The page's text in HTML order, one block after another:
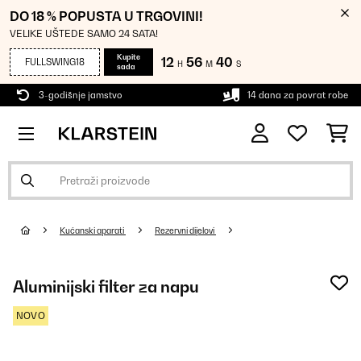
DO 18 % POPUSTA U TRGOVINI!
VELIKE UŠTEDE SAMO 24 SATA!
FULLSWING18
Kupite
sada
12 H 56 M 40 S
3-godišnje jamstvo 14 dana za povrat robe
Kućanski aparati Rezervni dijelovi
Aluminijski filter za napu
NOVO